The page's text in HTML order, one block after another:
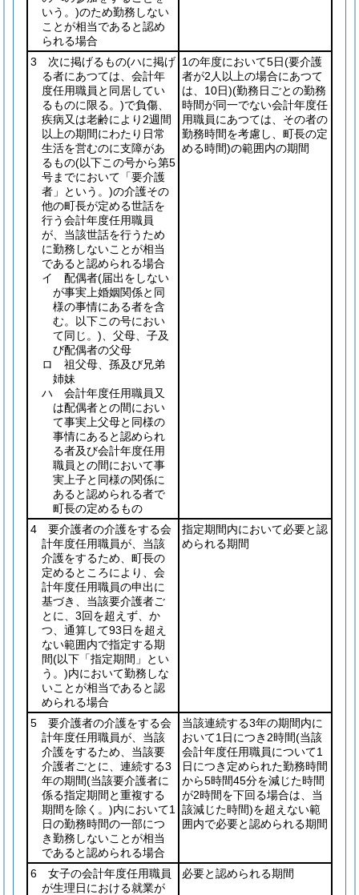
いう。)のため勤務しない
ことが相当であると認め
られる場合
3 次に掲げるもの(ハに掲げ
る者にあつては、会計年
度任用職員と同居してい
るものに限る。)で負傷、
疾病又は老齢により2週間
以上の期間にわたり日常
生活を営むのに支障があ
るもの(以下この号から第5
号までにおいて「要介護
者」という。)の介護その
他の町長が定める世話を
行う会計年度任用職員
が、当該世話を行うため
に勤務しないことが相当
であると認められる場合
イ 配偶者(届出をしない
が事実上婚姻関係と同
様の事情にある者を含
む。以下この号におい
て同じ。) 、父母、子及
び配偶者の父母
ロ 祖父母、孫及び兄弟
姉妹
ハ 会計年度任用職員又
は配偶者との間におい
て事実上父母と同様の
事情にあると認められ
る者及び会計年度任用
職員との間において事
実上子と同様の関係に
あると認められる者で
町長の定めるもの
1の年度において5日(要介護
者が2人以上の場合にあつて
は、10日)(勤務日ごとの勤務
時間が同一でない会計年度任
用職員にあつては、その者の
勤務時間を考慮し、町長の定
める時間)の範囲内の期間
4 要介護者の介護をする会
計年度任用職員が、当該
介護をするため、町長の
定めるところにより、会
計年度任用職員の申出に
基づき、当該要介護者ご
とに、3回を超えず、か
つ、通算して93日を超え
ない範囲内で指定する期
間(以下「指定期間」とい
う。)内において勤務しな
いことが相当であると認
められる場合
指定期間内において必要と認
められる期間
5 要介護者の介護をする会
計年度任用職員が、当該
介護をするため、当該要
介護者ごとに、連続する3
年の期間(当該要介護者に
係る指定期間と重複する
期間を除く。)内において1
日の勤務時間の一部につ
き勤務しないことが相当
であると認められる場合
当該連続する3年の期間内に
おいて1日につき2時間(当該
会計年度任用職員について1
日につき定められた勤務時間
から5時間45分を減じた時間
が2時間を下回る場合は、当
該減じた時間)を超えない範
囲内で必要と認められる期間
6 女子の会計年度任用職員
が生理日における就業が
必要と認められる期間